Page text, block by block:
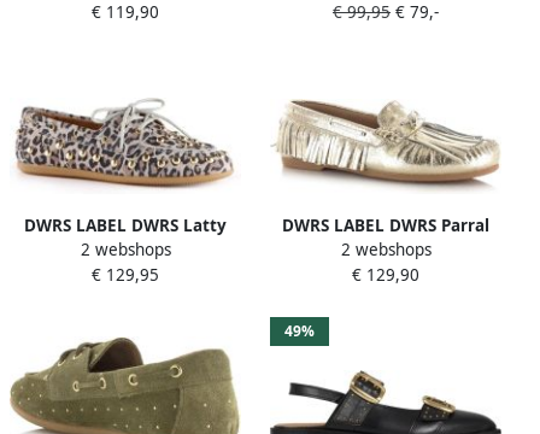
Dames
€ 119,90
€ 99,95 € 79,-
DWRS LABEL DWRS Latty
leopard big studs sand Leer
Dames
2 webshops
€ 129,95
DWRS LABEL DWRS Parral
crackled champagne Leer
Dames
2 webshops
€ 129,90
49%